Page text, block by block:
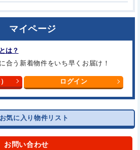
マイページ
は？
合う 新着物件をいち早くお届け！
ログイン
お気に入り物件リスト
お問い合わせ